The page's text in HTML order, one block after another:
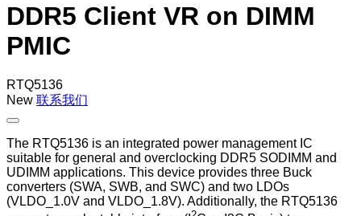
DDR5 Client VR on DIMM
PMIC
RTQ5136
New 联系我们
The RTQ5136 is an integrated power management IC
suitable for general and overclocking DDR5 SODIMM and
UDIMM applications. This device provides three Buck
converters (SWA, SWB, and SWC) and two LDOs
(VLDO_1.0V and VLDO_1.8V). Additionally, the RTQ5136